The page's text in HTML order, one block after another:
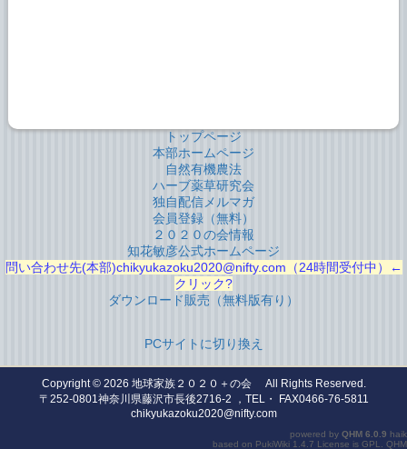
トップページ
本部ホームページ
自然有機農法
ハーブ薬草研究会
独自配信メルマガ
会員登録（無料）
２０２０の会情報
知花敏彦公式ホームページ
問い合わせ先(本部)chikyukazoku2020@nifty.com（24時間受付中）←
クリック?
ダウンロード販売（無料版有り）
PCサイトに切り換え
Copyright © 2026 地球家族２０２０＋の会
All Rights Reserved.
〒252-0801神奈川県藤沢市長後2716-2 ，TEL・ FAX0466-76-5811
chikyukazoku2020@nifty.com
powered by QHM 6.0.9 haik
based on PukiWiki 1.4.7 License is GPL QHM